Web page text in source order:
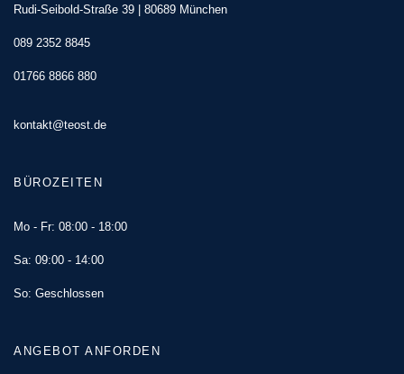
Rudi-Seibold-Straße 39 | 80689 München
089 2352 8845
01766 8866 880
kontakt@teost.de
BÜROZEITEN
Mo - Fr: 08:00 - 18:00
Sa: 09:00 - 14:00
So: Geschlossen
ANGEBOT ANFORDEN